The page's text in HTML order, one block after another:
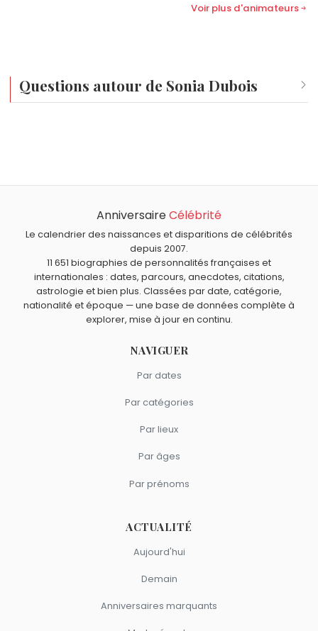
Voir plus d'animateurs
Questions autour de Sonia Dubois
Laurent Ruquier,Laurent Romejko
Sophie FavieretLaurence Boccolinisont nés en 1963.
Quels animateurs français sont du signe Balance comme
Sonia Dubois ?
Pascal Sevran Éric Antoine,Cyril Hanouna
Yann Barthès
Tania Youngsont du signe Balance.
AnniversaireCélébrité
Le calendrier des naissances et disparitions de célébrités
depuis 2007.
11 651 biographies de personnalités françaises et
internationales : dates, parcours, anecdotes, citations,
astrologie et bien plus. Classées par date, catégorie,
nationalité et époque — une base de données complète à
explorer, mise à jour en continu.
NAVIGUER
Par dates
Par catégories
Par lieux
Par âges
Par prénoms
ACTUALITÉ
Aujourd'hui
Demain
Anniversaires marquants